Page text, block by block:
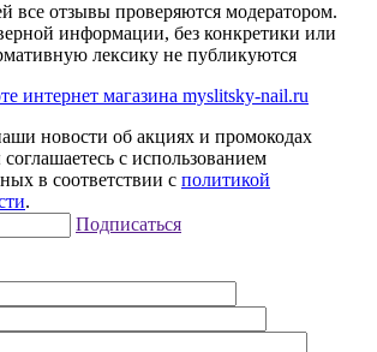
все отзывы проверяются модератором.
информации, без конкретики или
лексику не публикуются
интернет магазина myslitsky-nail.ru
новости об акциях и промокодах
с использованием
в соответствии с политикой
.
Подписаться